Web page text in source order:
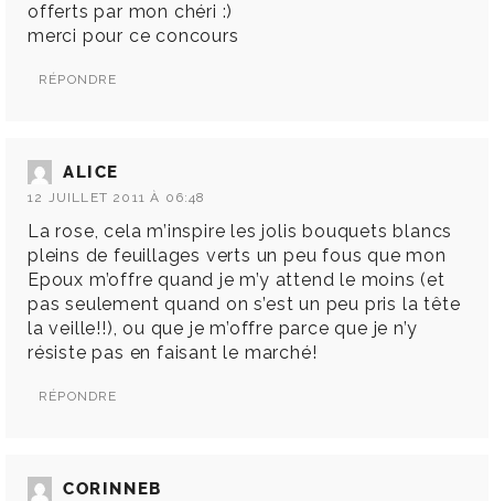
offerts par mon chéri :)
merci pour ce concours
RÉPONDRE
ALICE
12 JUILLET 2011 À 06:48
La rose, cela m’inspire les jolis bouquets blancs
pleins de feuillages verts un peu fous que mon
Epoux m’offre quand je m’y attend le moins (et
pas seulement quand on s’est un peu pris la tête
la veille!!), ou que je m’offre parce que je n’y
résiste pas en faisant le marché!
RÉPONDRE
CORINNEB